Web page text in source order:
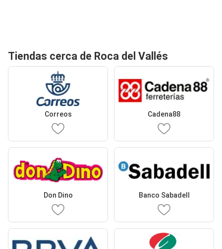
Tiendas cerca de Roca del Vallés
Correos Cadena88
Don Dino Banco Sabadell